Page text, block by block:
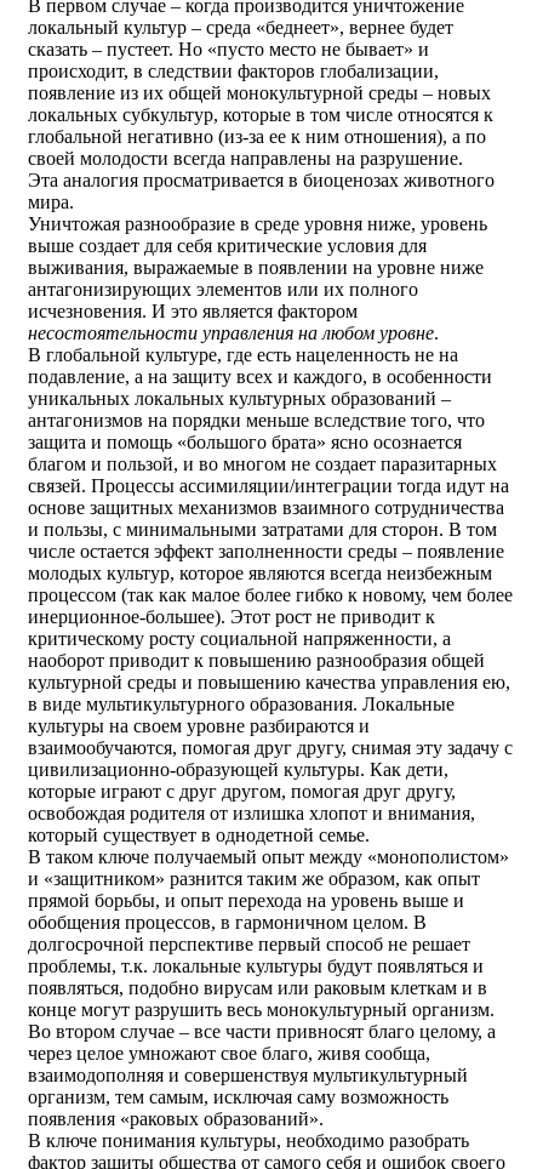
В первом случае – когда производится уничтожение
локальный культур – среда «беднеет», вернее будет
сказать – пустеет. Но «пусто место не бывает» и
происходит, в следствии факторов глобализации,
появление из их общей монокультурной среды – новых
локальных субкультур, которые в том числе относятся к
глобальной негативно (из-за ее к ним отношения), а по
своей молодости всегда направлены на разрушение.
Эта аналогия просматривается в биоценозах животного
мира.
Уничтожая разнообразие в среде уровня ниже, уровень
выше создает для себя критические условия для
выживания, выражаемые в появлении на уровне ниже
антагонизирующих элементов или их полного
исчезновения. И это является фактором
несостоятельности управления на любом уровне.
В глобальной культуре, где есть нацеленность не на
подавление, а на защиту всех и каждого, в особенности
уникальных локальных культурных образований –
антагонизмов на порядки меньше вследствие того, что
защита и помощь «большого брата» ясно осознается
благом и пользой, и во многом не создает паразитарных
связей. Процессы ассимиляции/интеграции тогда идут на
основе защитных механизмов взаимного сотрудничества
и пользы, с минимальными затратами для сторон. В том
числе остается эффект заполненности среды – появление
молодых культур, которое являются всегда неизбежным
процессом (так как малое более гибко к новому, чем более
инерционное-большее). Этот рост не приводит к
критическому росту социальной напряженности, а
наоборот приводит к повышению разнообразия общей
культурной среды и повышению качества управления ею,
в виде мультикультурного образования. Локальные
культуры на своем уровне разбираются и
взаимообучаются, помогая друг другу, снимая эту задачу с
цивилизационно-образующей культуры. Как дети,
которые играют с друг другом, помогая друг другу,
освобождая родителя от излишка хлопот и внимания,
который существует в однодетной семье.
В таком ключе получаемый опыт между «монополистом»
и «защитником» разнится таким же образом, как опыт
прямой борьбы, и опыт перехода на уровень выше и
обобщения процессов, в гармоничном целом. В
долгосрочной перспективе первый способ не решает
проблемы, т.к. локальные культуры будут появляться и
появляться, подобно вирусам или раковым клеткам и в
конце могут разрушить весь монокультурный организм.
Во втором случае – все части привносят благо целому, а
через целое умножают свое благо, живя сообща,
взаимодополняя и совершенствуя мультикультурный
организм, тем самым, исключая саму возможность
появления «раковых образований».
В ключе понимания культуры, необходимо разобрать
фактор защиты общества от самого себя и ошибок своего